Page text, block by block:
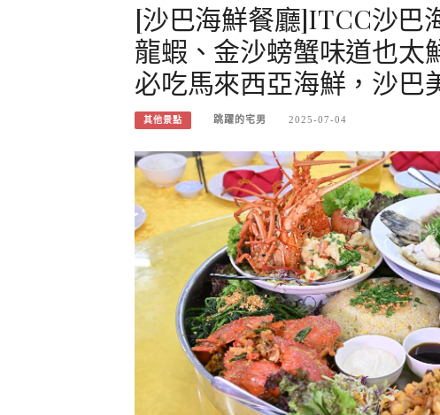
[沙巴海鮮餐廳]ITCC沙巴
龍蝦、金沙螃蟹味道也太
必吃馬來西亞海鮮，沙巴
其他景點 跳躍的宅男 2025-07-04